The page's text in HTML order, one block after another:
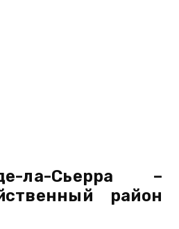
де-ла-Сьерра –
район